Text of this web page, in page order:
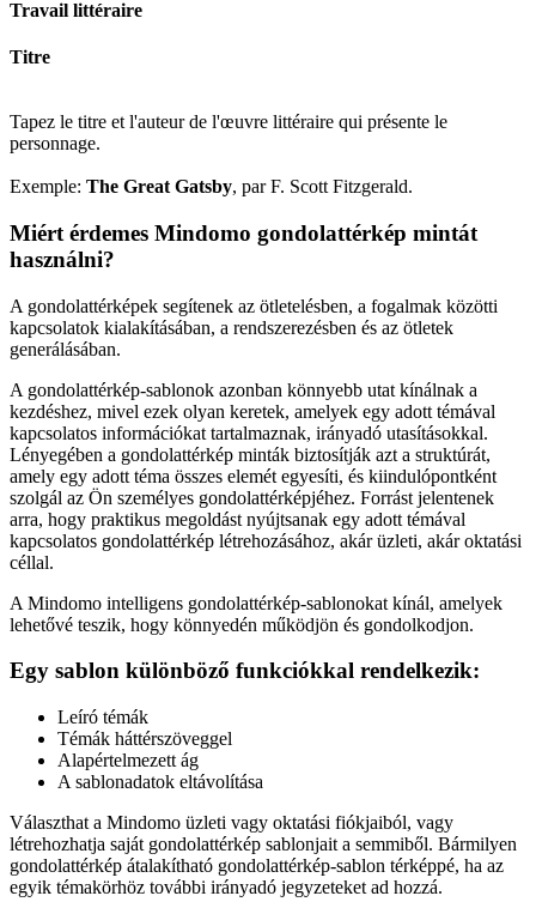
Travail littéraire
Titre
Tapez le titre et l'auteur de l'œuvre littéraire qui présente le
personnage.
Exemple: The Great Gatsby, par F. Scott Fitzgerald.
Miért érdemes Mindomo gondolattérkép mintát
használni?
A gondolattérképek segítenek az ötletelésben, a fogalmak közötti
kapcsolatok kialakításában, a rendszerezésben és az ötletek
generálásában.
A gondolattérkép-sablonok azonban könnyebb utat kínálnak a
kezdéshez, mivel ezek olyan keretek, amelyek egy adott témával
kapcsolatos információkat tartalmaznak, irányadó utasításokkal.
Lényegében a gondolattérkép minták biztosítják azt a struktúrát,
amely egy adott téma összes elemét egyesíti, és kiindulópontként
szolgál az Ön személyes gondolattérképjéhez. Forrást jelentenek
arra, hogy praktikus megoldást nyújtsanak egy adott témával
kapcsolatos gondolattérkép létrehozásához, akár üzleti, akár oktatási
céllal.
A Mindomo intelligens gondolattérkép-sablonokat kínál, amelyek
lehetővé teszik, hogy könnyedén működjön és gondolkodjon.
Egy sablon különböző funkciókkal rendelkezik:
Leíró témák
Témák háttérszöveggel
Alapértelmezett ág
A sablonadatok eltávolítása
Választhat a Mindomo üzleti vagy oktatási fiókjaiból, vagy
létrehozhatja saját gondolattérkép sablonjait a semmiből. Bármilyen
gondolattérkép átalakítható gondolattérkép-sablon térképpé, ha az
egyik témakörhöz további irányadó jegyzeteket ad hozzá.